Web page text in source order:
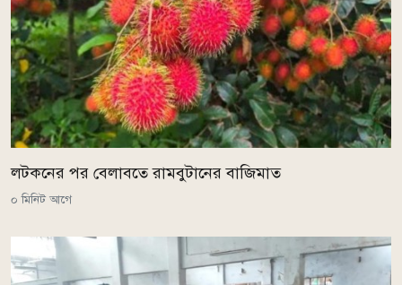
লটকনের পর বেলাবতে রামবুটানের বাজিমাত
০ মিনিট আগে